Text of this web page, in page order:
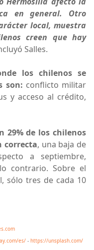
en general. Otro
local, muestra
creen que hay
Salles.
los chilenos se
son: conflicto militar
y acceso al crédito,
29% de los chilenos
correcta, una baja de
a septiembre,
contrario. Sobre el
sólo tres de cada 10
es/ - https://unsplash.com/